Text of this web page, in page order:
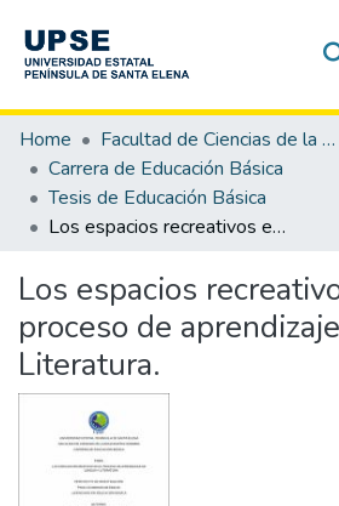
Communities & Collections
All of DSpace
Statistics
Home
Facultad de Ciencias de la Educación e Idiomas
Carrera de Educación Básica
Tesis de Educación Básica
Los espacios recreativos en el proceso de aprendizaje de Lengua y Literatura.
Los espacios
proceso de
Literatura.